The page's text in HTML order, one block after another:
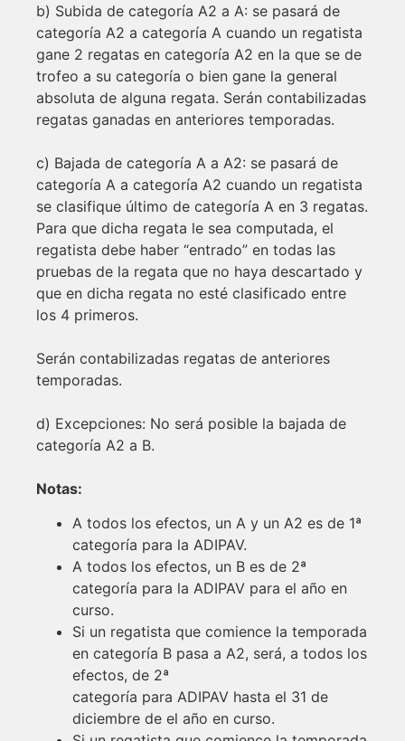
b) Subida de categoría A2 a A: se pasará de
categoría A2 a categoría A cuando un regatista
gane 2 regatas en categoría A2 en la que se de
trofeo a su categoría o bien gane la general
absoluta de alguna regata. Serán contabilizadas
regatas ganadas en anteriores temporadas.
c) Bajada de categoría A a A2: se pasará de
categoría A a categoría A2 cuando un regatista
se clasifique último de categoría A en 3 regatas.
Para que dicha regata le sea computada, el
regatista debe haber “entrado” en todas las
pruebas de la regata que no haya descartado y
que en dicha regata no esté clasificado entre
los 4 primeros.
Serán contabilizadas regatas de anteriores
temporadas.
d) Excepciones: No será posible la bajada de
categoría A2 a B.
Notas:
A todos los efectos, un A y un A2 es de 1ª
categoría para la ADIPAV.
A todos los efectos, un B es de 2ª
categoría para la ADIPAV para el año en
curso.
Si un regatista que comience la temporada
en categoría B pasa a A2, será, a todos los
efectos, de 2ª
categoría para ADIPAV hasta el 31 de
diciembre de el año en curso.